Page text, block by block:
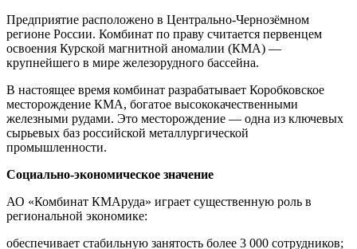
Предприятие расположено в Центрально‑Чернозёмном
регионе России. Комбинат по праву считается первенцем
освоения Курской магнитной аномалии (КМА) —
крупнейшего в мире железорудного бассейна.
В настоящее время комбинат разрабатывает Коробковское
месторождение КМА, богатое высококачественными
железными рудами. Это месторождение — одна из ключевых
сырьевых баз российской металлургической
промышленности.
Социально‑экономическое значение
АО «Комбинат КМАруда» играет существенную роль в
региональной экономике:
обеспечивает стабильную занятость более 3 000 сотрудников;